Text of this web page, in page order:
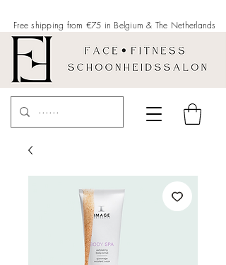
Free shipping from €75 in Belgium & The Netherlands